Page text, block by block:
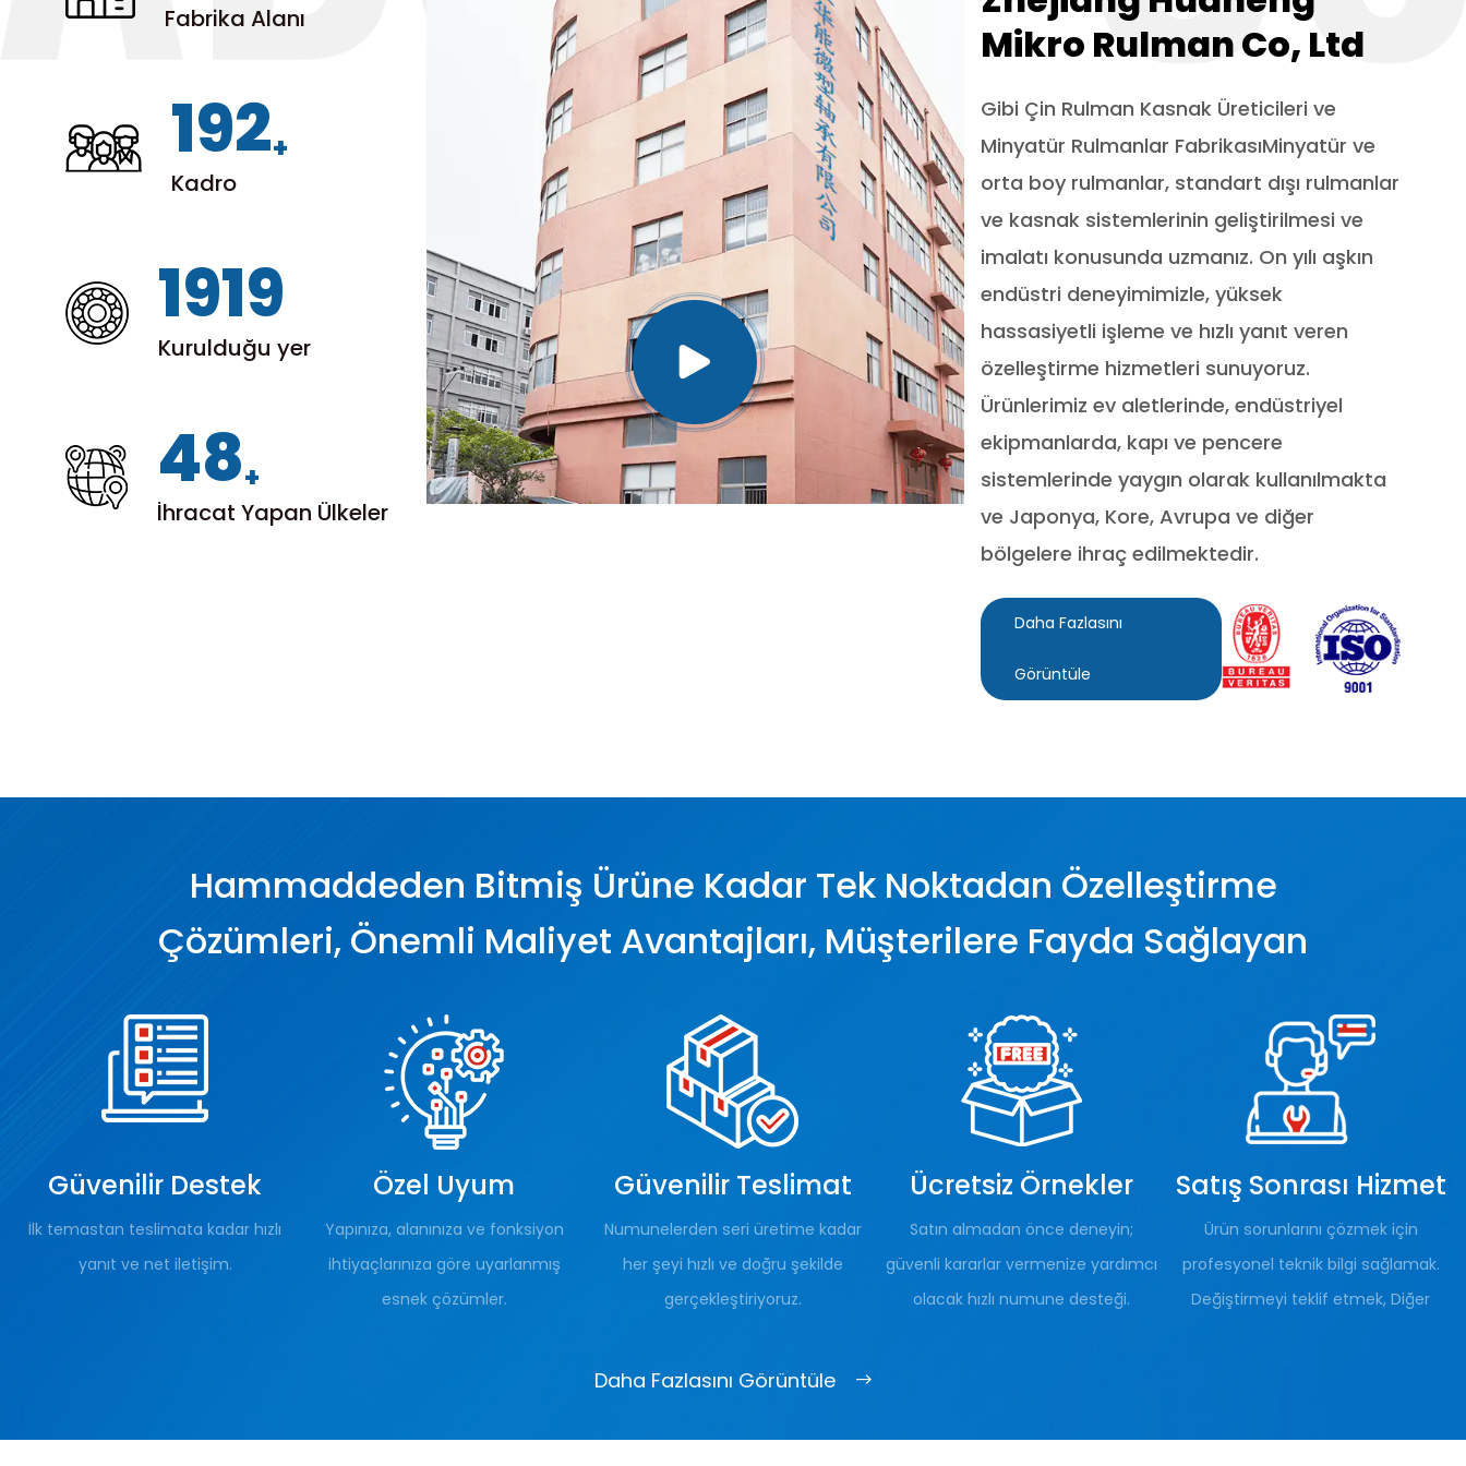
ürünlerinizin hem verimliliğini hem de
çapındaki mühendislerin tercihi haline
getiriyor.
vazgeçilmezi haline getiriyor.
Fabrika Alanı
200
Kadro
1999
Kurulduğu yer
50+
İhracat Yapan Ülkeler
Mikro Rulman Co, Ltd
Gibi Çin Rulman Kasnak Üreticileri ve
Minyatür Rulmanlar FabrikasıMinyatür ve
orta boy rulmanlar, standart dışı rulmanlar
ve kasnak sistemlerinin geliştirilmesi ve
imalatı konusunda uzmanız. On yılı aşkın
endüstri deneyimimizle, yüksek
hassasiyetli işleme ve hızlı yanıt veren
özelleştirme hizmetleri sunuyoruz.
Ürünlerimiz ev aletlerinde, endüstriyel
ekipmanlarda, kapı ve pencere
sistemlerinde yaygın olarak kullanılmakta
ve Japonya, Kore, Avrupa ve diğer
bölgelere ihraç edilmektedir.
Daha Fazlasını
Görüntüle
Hammaddeden Bitmiş Ürüne Kadar Tek Noktadan Özelleştirme
Çözümleri, Önemli Maliyet Avantajları, Müşterilere Fayda Sağlayan
Güvenilir Destek
İlk temastan teslimata kadar hızlı
yanıt ve net iletişim.
Özel Uyum
Yapınıza, alanınıza ve fonksiyon
ihtiyaçlarınıza göre uyarlanmış
esnek çözümler.
Güvenilir Teslimat
Numunelerden seri üretime kadar
her şeyi hızlı ve doğru şekilde
gerçekleştiriyoruz.
Ücretsiz Örnekler
Satın almadan önce deneyin;
güvenli kararlar vermenize yardımcı
olacak hızlı numune desteği.
Satış Sonrası Hizmet
Ürün sorunlarını çözmek için
profesyonel teknik bilgi sağlamak.
Değiştirmeyi teklif etmek, Diğer
Daha Fazlasını Görüntüle